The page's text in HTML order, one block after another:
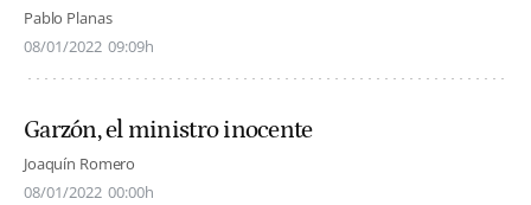
Pablo Planas
08/01/2022 09:09h
Garzón, el ministro inocente
Joaquín Romero
08/01/2022 00:00h